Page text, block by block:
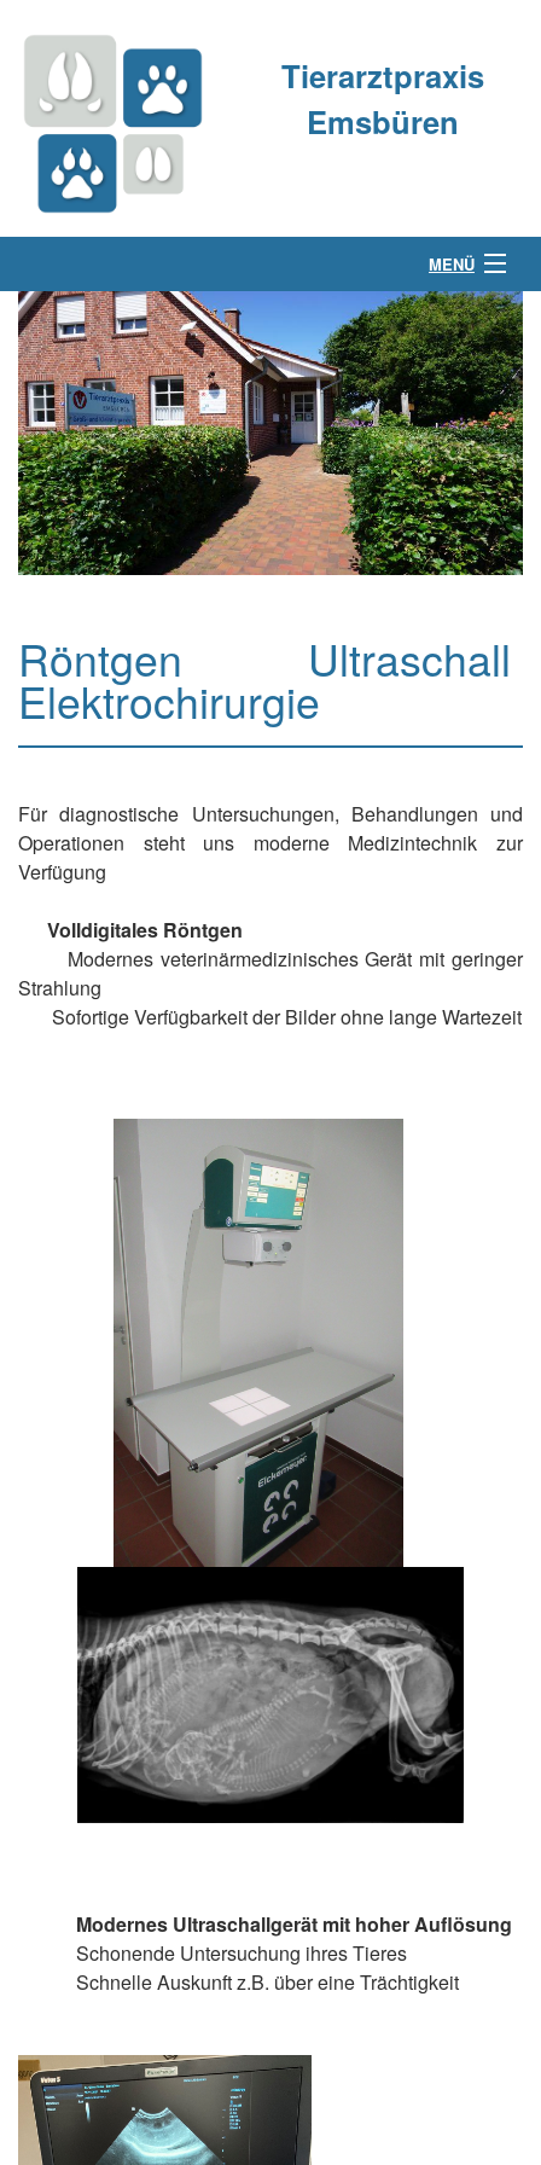
Tierarztpraxis
Emsbüren
MENÜ
Über uns
Kleintierpraxis
Großtierpraxis
Kontakt & Anfahrt
Röntgen Ultraschall
Elektrochirurgie
Für diagnostische Untersuchungen, Behandlungen und
Operationen steht uns moderne Medizintechnik zur
Verfügung
Volldigitales Röntgen
Modernes veterinärmedizinisches Gerät mit geringer
Strahlung
Sofortige Verfügbarkeit der Bilder ohne lange Wartezeit
Modernes Ultraschallgerät mit hoher Auflösung
Schonende Untersuchung ihres Tieres
Schnelle Auskunft z.B. über eine Trächtigkeit